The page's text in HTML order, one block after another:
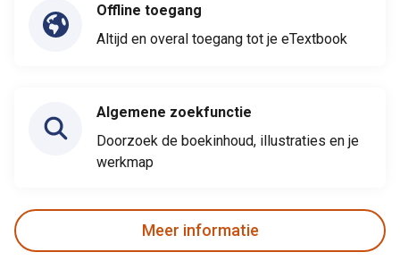
Offline toegang
Altijd en overal toegang tot je eTextbook
Algemene zoekfunctie
Doorzoek de boekinhoud, illustraties en je
werkmap
Meer informatie